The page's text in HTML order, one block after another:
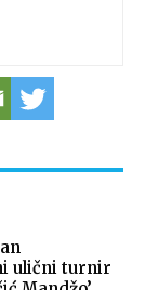
ulični turnir